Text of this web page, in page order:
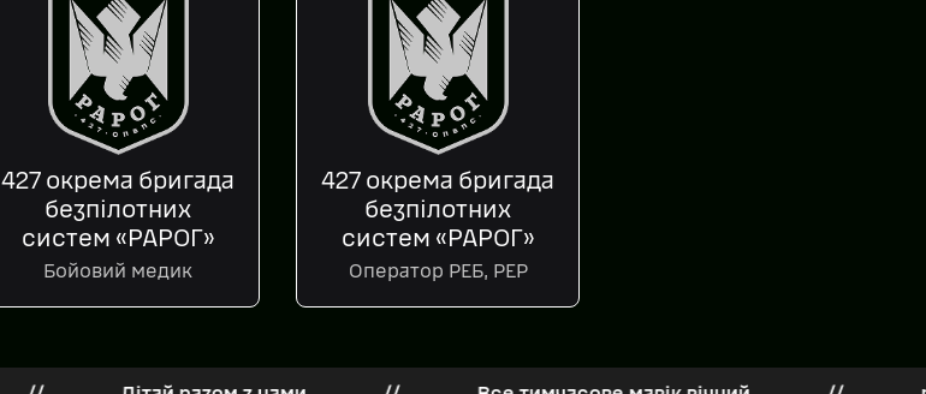
427 окрема бригада
безпілотних
систем «РАРОГ»
Бойовий медик
427 окрема бригада
безпілотних
систем «РАРОГ»
Оператор РЕБ, РЕР